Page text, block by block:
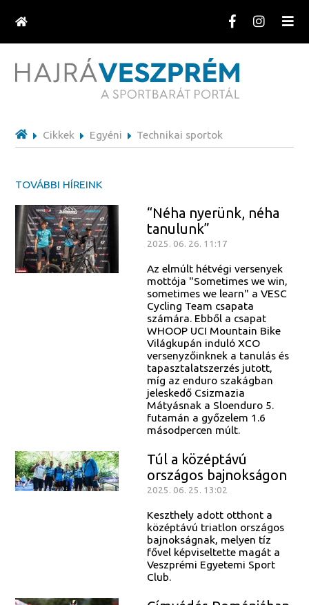
Cikkek Egyéni Technikai sportok
TOVÁBBI HÍREINK
“Néha nyerünk, néha
tanulunk”
2025. 06. 26. 11:17
Az elmúlt hétvégi versenyek
mottója "Sometimes we win,
sometimes we learn" a VESC
Cycling Team csapata
számára. Ebből a csapat
WHOOP UCI Mountain Bike
Világkupán induló XCO
versenyzőinknek a tanulás és
tapasztalatszerzés jutott,
míg az enduro szakágban
jeleskedő Csizmazia
Mátyásnak a Sloenduro 5.
futamán a győzelem 1.6
másodpercen múlt.
Túl a középtávú
országos bajnokságon
2025. 06. 25. 13:02
Keszthely adott otthont a
középtávú triatlon országos
bajnokságnak, melyen tíz
fővel képviseltette magát a
Veszprémi Egyetemi Sport
Club.